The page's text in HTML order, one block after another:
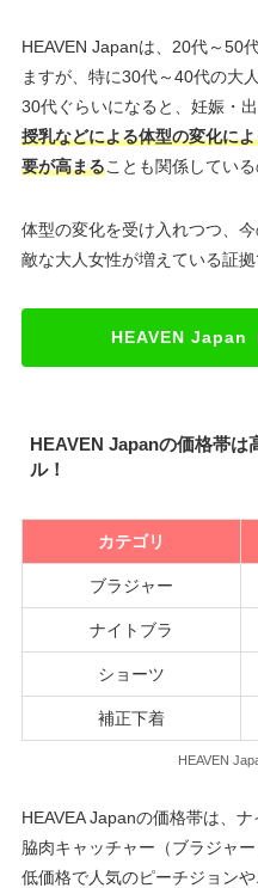
HEAVEN Japanは、20代～50
ますが、特に30代～40代の大
30代ぐらいになると、妊娠・
授乳などによる体型の変化に
要が高まることも関係してい
体型の変化を受け入れつつ、
敵な大人女性が増えている証拠
HEAVEN Japan
HEAVEN Japanの価格帯は
ル！
カテゴリ
ブラジャー
ナイトブラ
ショーツ
補正下着
HEAVEN
HEAVEA Japanの価格帯は、
脇肉キャッチャー（ブラジャー
低価格で人気のピーチジョン